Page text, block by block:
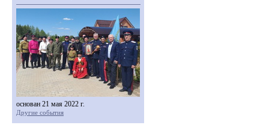
основан 21 мая 2022 г.
Другие события